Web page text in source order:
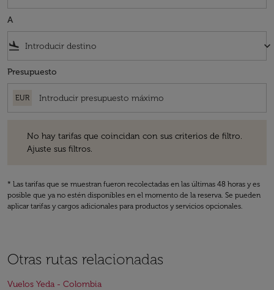
A
flight_land keyboard_arrow_down
Presupuesto
EUR
No hay tarifas que coincidan con sus criterios de filtro.
Ajuste sus filtros.
* Las tarifas que se muestran fueron recolectadas en las últimas 48 horas y es
posible que ya no estén disponibles en el momento de la reserva. Se pueden
aplicar tarifas y cargos adicionales para productos y servicios opcionales.
Otras rutas relacionadas
Vuelos Yeda - Colombia